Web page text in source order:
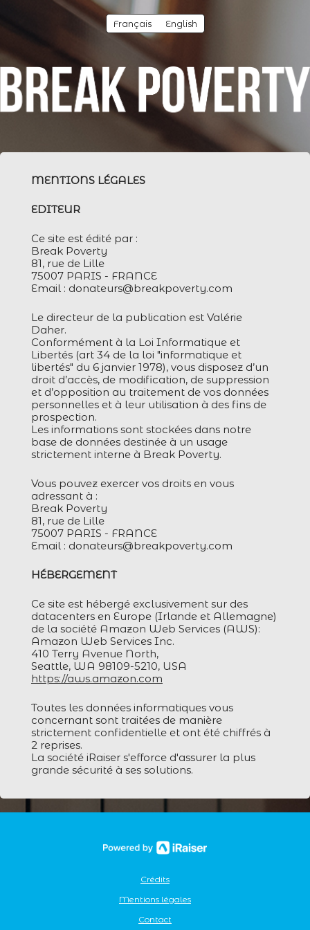
Français English
MENTIONS LÉGALES
EDITEUR
Ce site est édité par :
Break Poverty
81, rue de Lille
75007 PARIS - FRANCE
Email : donateurs@breakpoverty.com
Le directeur de la publication est ​Valérie
Daher.
Conformément à la Loi Informatique et
Libertés (art 34 de la loi "informatique et
libertés" du 6 janvier 1978), vous disposez d’un
droit d’accès, de modification, de suppression
et d’opposition au traitement de vos données
personnelles et à leur utilisation à des fins de
prospection.
Les informations sont stockées dans notre
base de données destinée à un usage
strictement interne à Break Poverty.
Vous pouvez exercer vos droits en vous
adressant à :
Break Poverty
81, rue de Lille
75007 PARIS - FRANCE
Email : donateurs@breakpoverty.com
HÉBERGEMENT
Ce site est hébergé exclusivement sur des
datacenters en Europe (Irlande et Allemagne)
de la société Amazon Web Services (AWS):
Amazon Web Services Inc.
410 Terry Avenue North,
Seattle, WA 98109-5210, USA
https://aws.amazon.com
Toutes les données informatiques vous
concernant sont traitées de manière
strictement confidentielle et ont été chiffrés à
2 reprises.
La société iRaiser s'efforce d'assurer la plus
grande sécurité à ses solutions.
Crédits
Mentions légales
Contact